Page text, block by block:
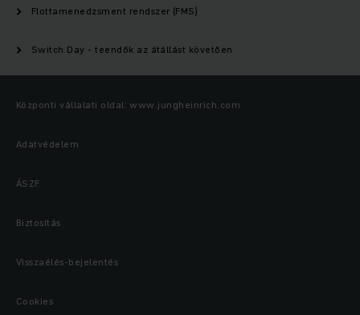
Flottamenedzsment rendszer (FMS)
Switch Day - teendők az átállást követően
Központi vállalati oldal: www.jungheinrich.com
Adatvédelem
ÁSZF
Biztosítás
Visszaélés-bejelentés
Cookies